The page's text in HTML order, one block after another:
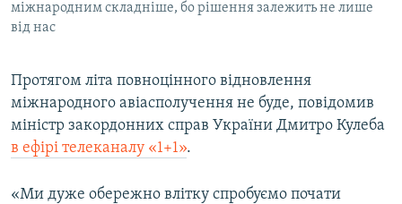
КТАТ
Усі сайти RFE/RL
міжнародним складніше, бо рішення залежить не лише
від нас
Протягом літа повноцінного відновлення
міжнародного авіасполучення не буде, повідомив
міністр закордонних справ України Дмитро Кулеба
в ефірі телеканалу «1+1».
«Ми дуже обережно влітку спробуємо почати